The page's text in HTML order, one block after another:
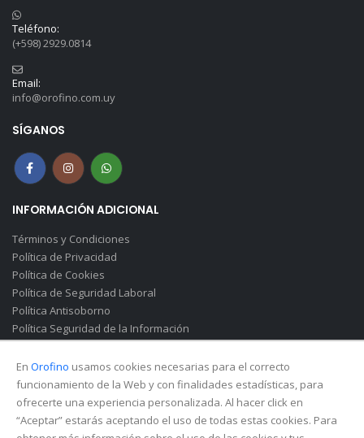
Teléfono:
(+598) 2929.0814
Email:
info@orofino.com.uy
SÍGANOS
INFORMACIÓN ADICIONAL
Términos y Condiciones
Política de Privacidad
Política de Cookies
Política de Seguridad Laboral
Política Antisoborno
Política Seguridad de la Información
Canal de Denuncias(Soborno)
En Orofino usamos cookies necesarias para el correcto
funcionamiento de la Web y con finalidades estadísticas, para
ofrecerte una experiencia personalizada. Al hacer click en
“Aceptar” estarás aceptando el uso de todas estas cookies. Para